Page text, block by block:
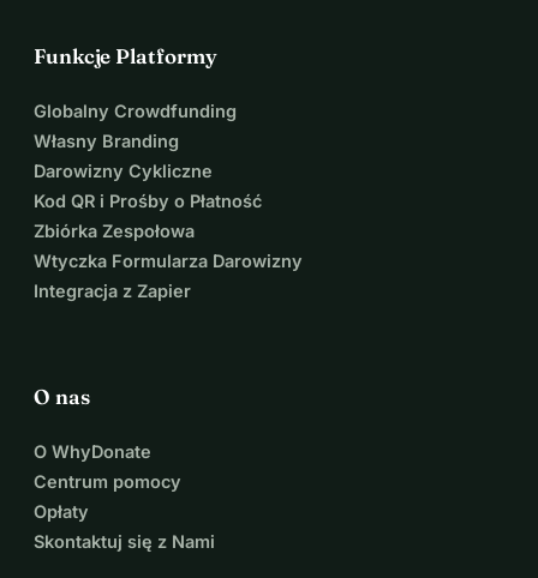
Funkcje Platformy
Globalny Crowdfunding
Własny Branding
Darowizny Cykliczne
Kod QR i Prośby o Płatność
Zbiórka Zespołowa
Wtyczka Formularza Darowizny
Integracja z Zapier
O nas
O WhyDonate
Centrum pomocy
Opłaty
Skontaktuj się z Nami